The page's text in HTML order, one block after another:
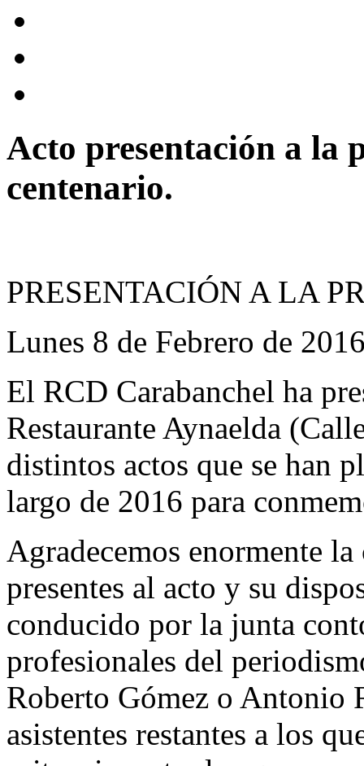
Acto presentación a la
centenario.
PRESENTACIÓN A LA
Lunes 8 de Febrero de
El RCD Carabanchel ha
Restaurante Aynaelda
distintos actos que se han
largo de 2016 para
Agradecemos enormente
presentes al acto y su
conducido por la junta
profesionales del
Roberto Gómez o Antonio
asistentes restantes a los